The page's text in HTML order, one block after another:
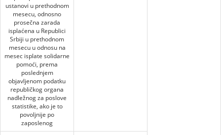
ustanovi u prethodnom
mesecu, odnosno
prosečna zarada
isplaćena u Republici
Srbiji u prethodnom
mesecu u odnosu na
mesec isplate solidarne
pomoći, prema
poslednjem
objavljenom podatku
republičkog organa
nadležnog za poslove
statistike, ako je to
povoljnije po
zaposlenog